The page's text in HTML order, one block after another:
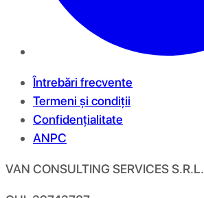
Întrebări frecvente
Termeni și condiții
Confidențialitate
ANPC
VAN CONSULTING SERVICES S.R.L.